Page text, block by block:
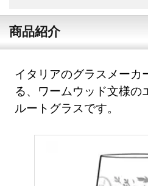
商品紹介
イタリアのグラスメーカ
る、ワームウッド文様の
ルートグラスです。